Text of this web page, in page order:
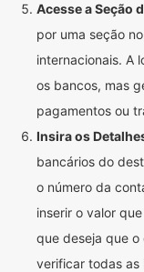
Acesse a Seção
por uma seção
internacionais. A
os bancos, mas
pagamentos ou
Insira os
bancários do
o número da
inserir o valor
que deseja que
verificar todas as